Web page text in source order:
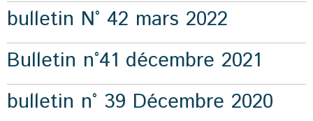
bulletin N° 42 mars 2022
Bulletin n°41 décembre 2021
bulletin n° 39 Décembre 2020